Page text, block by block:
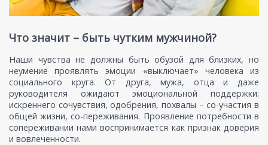
Что значит – быть чутким мужчиной?
Наши чувства не должны быть обузой для близких, но
неумение проявлять эмоции «выключает» человека из
социального круга. От друга, мужа, отца и даже
руководителя ожидают эмоциональной поддержки:
искреннего сочувствия, одобрения, похвалы – со-участия в
общей жизни, со-переживания. Проявление потребности в
сопереживании нами воспринимается как признак доверия
и вовлеченности.